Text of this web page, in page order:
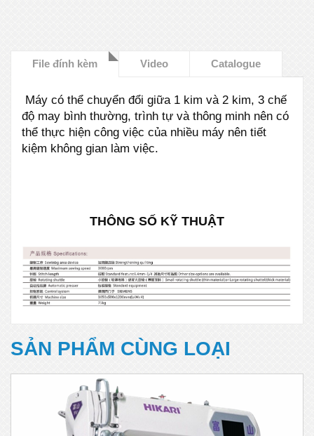
File đính kèm Video Catalogue
Máy có thể chuyển đổi giữa 1 kim và 2 kim, 3 chế
độ may bình thường, trình tự và thông minh nên có
thể thực hiện công việc của nhiều máy nên tiết
kiệm không gian làm việc.
THÔNG SỐ KỸ THUẬT
SẢN PHẨM CÙNG LOẠI